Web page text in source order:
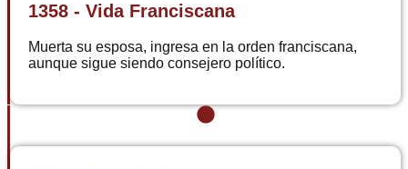
1358 - Vida Franciscana
Muerta su esposa, ingresa en la orden franciscana,
aunque sigue siendo consejero político.